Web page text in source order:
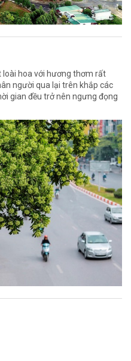
hoa với hương thơm rất
người qua lại trên khắp các
gian đều trở nên ngưng đọng